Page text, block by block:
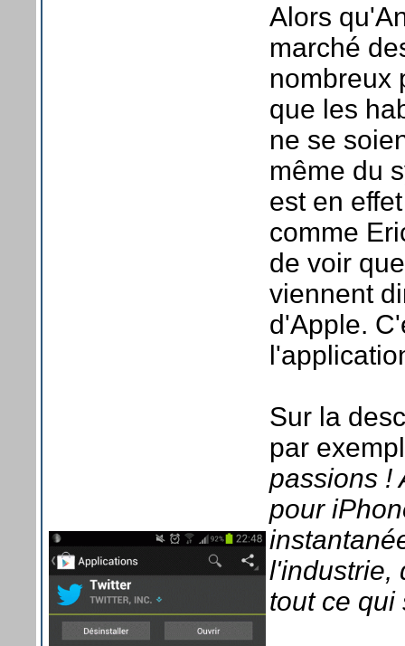
Alors
marché
nombreux
que les
ne se
même du
est en
comme
de voir
viennent
d'Apple.
Sur la
par
passions !
pour
l'industrie,
tout ce qui